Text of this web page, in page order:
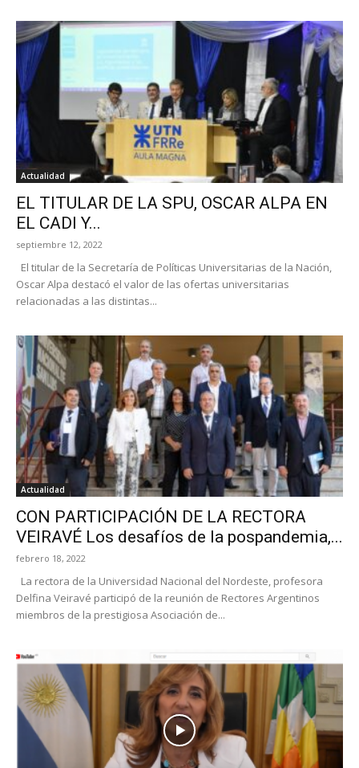
Actualidad
EL TITULAR DE LA SPU, OSCAR ALPA EN
EL CADI Y...
septiembre 12, 2022
El titular de la Secretaría de Políticas Universitarias de la Nación,
Oscar Alpa destacó el valor de las ofertas universitarias
relacionadas a las distintas...
Actualidad
CON PARTICIPACIÓN DE LA RECTORA
VEIRAVÉ Los desafíos de la pospandemia,...
febrero 18, 2022
La rectora de la Universidad Nacional del Nordeste, profesora
Delfina Veiravé participó de la reunión de Rectores Argentinos
miembros de la prestigiosa Asociación de...